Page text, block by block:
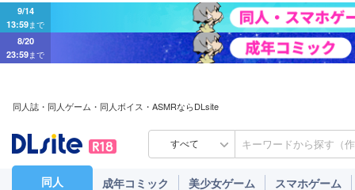
9/14
13:59まで
8/20
23:59まで
同人誌・同人ゲーム・同人ボイス・ASMRならDLsite
すべて
同人 成年コミック 美少女ゲーム スマホゲーム